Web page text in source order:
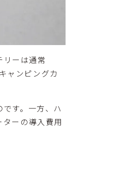
ーは通常
ャンピングカ
す。一方、ハ
ーの導入費用